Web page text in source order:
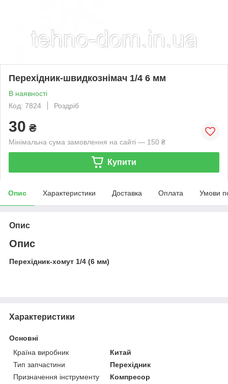
Перехідник-швидкознімач 1/4 6 мм
В наявності
Код: 7824
Роздріб
30 ₴
Мінімальна сума замовлення на сайті — 150 ₴
Купити
Опис Характеристики Доставка Оплата Умови
Опис
Опис
Перехідник-хомут 1/4 (6 мм)
Характеристики
Основні
Країна виробник
Китай
Тип запчастини
Перехідник
Призначення інструменту
Компресор